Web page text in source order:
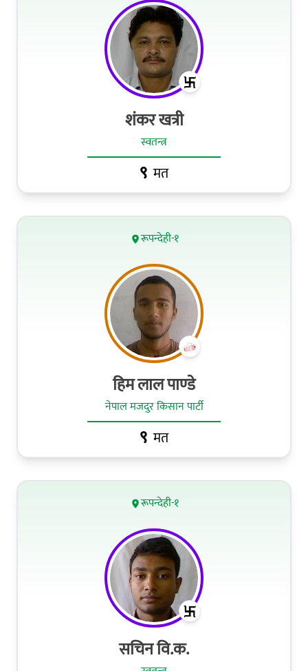
शंकर खत्री
स्वतन्त्र
९ मत
रूपन्देही-१
हिम लाल पाण्‍डे
नेपाल मजदुर किसान पार्टी
९ मत
रूपन्देही-१
सचिन वि.क.